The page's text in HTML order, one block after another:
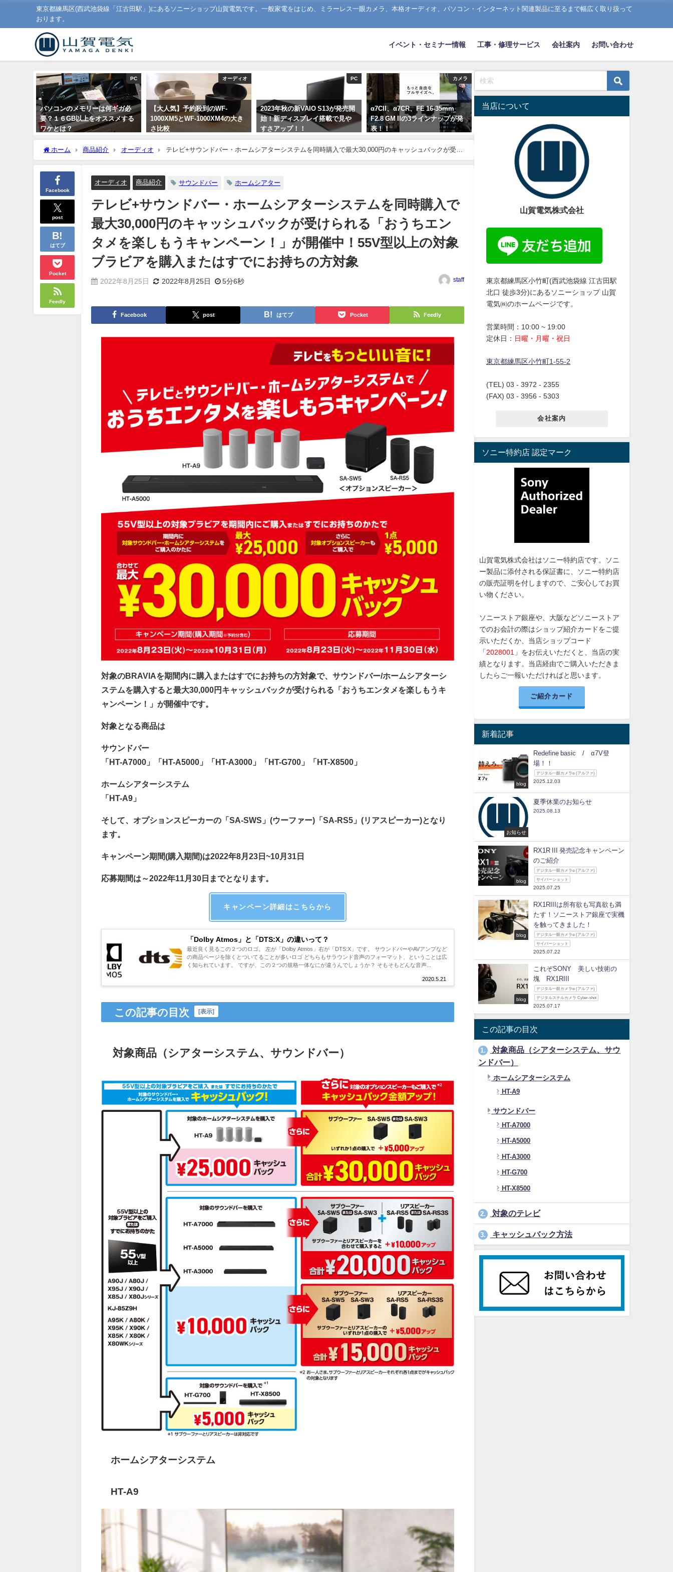
東京都練馬区(西武池袋線「江古田駅」)にあるソニーショップ山賀電気です。一般家電をはじめ、ミラーレス一眼カメラ、本格オーディオ、パソコン・インターネット関連製品に至るまで幅広く取り扱って
おります。
イベント・セミナー情報 工事・修理サービス 会社案内 お問い合わせ
PC
パソコンのメモリーは何ギガ必
要？１６GB以上をオススメする
ワケとは？
オーディオ
【大人気】予約殺到のWF-
1000XM5とWF-1000XM4の大き
さ比較
PC
2023年秋の新VAIO S13が発売開
始！新ディスプレイ搭載で見や
すさアップ！！
カメラ
α7CII、α7CR、FE 16-35mm
F2.8 GM IIの3ラインナップが発
表！！
ホーム 商品紹介 オーディオ
テレビ+サウンドバー・ホームシアターシステムを同時購入で最大30,000円のキャッシュバックが受け
られる「おうちエンタメを楽しもうキャンペーン！」が開催中！55V型以上の対象ブラビアを購入またはすでにお持ちの方対象
Facebook
post
はてブ
Pocket
Feedly
オーディオ 商品紹介 サウンドバー ホームシアター
テレビ+サウンドバー・ホームシアターシステムを同時購入で
最大30,000円のキャッシュバックが受けられる「おうちエン
タメを楽しもうキャンペーン！」が開催中！55V型以上の対象
ブラビアを購入またはすでにお持ちの方対象
2022年8月25日 2022年8月25日 5分6秒 staff
Facebook post はてブ Pocket Feedly
対象のBRAVIAを期間内に購入またはすでにお持ちの方対象で、サウンドバー/ホームシアターシ
ステムを購入すると最大30,000円キャッシュバックが受けられる「おうちエンタメを楽しもうキ
ャンペーン！」が開催中です。
対象となる商品は
サウンドバー
「HT-A7000」「HT-A5000」「HT-A3000」「HT-G700」「HT-X8500」
ホームシアターシステム
「HT-A9」
そして、オプションスピーカーの「SA-SWS」(ウーファー)「SA-RS5」(リアスピーカー)となり
ます。
キャンペーン期間(購入期間)は2022年8月23日~10月31日
応募期間は～2022年11月30日までとなります。
キャンペーン詳細はこちらから
「Dolby Atmos」と「DTS:X」の違いって？
2020.5.21
最近良く見るこの２つのロゴ。 左が「Dolby Atmos」右が「DTS:X」です。 サウンドバーやAVアンプなど
の商品ページを除くとついてることが多いロゴ どちらもサラウンド音声のフォーマット、ということは広
く知られています。 ですが、この２つの規格一体なにが違うんでしょうか？ そもそもどんな音声...
この記事の目次 [表示]
対象商品（シアターシステム、サウンドバー）
ホームシアターシステム
HT-A9
当店について
山賀電気株式会社
東京都練馬区小竹町(西武池袋線 江古田駅
北口 徒歩3分)にあるソニーショップ 山賀
電気㈱のホームページです。
営業時間：10:00 ~ 19:00
定休日： 日曜・月曜・祝日
東京都練馬区小竹町1-55-2
(TEL) 03 - 3972 - 2355
(FAX) 03 - 3956 - 5303
会社案内
ソニー特約店 認定マーク
山賀電気株式会社はソニー特約店です。ソニ
ー製品に添付される保証書に、ソニー特約店
の販売証明を付しますので、ご安心してお買
い物ください。
ソニーストア銀座や、大阪などソニーストア
でのお会計の際はショップ紹介カードをご提
示いただくか、当店ショップコード
「 2028001 」をお伝えいただくと、当店の実
績となります。当店経由でご購入いただきま
したらご一報いただければと思います。
ご紹介カード
新着記事
blog
Redefine basic / α7V登
場！！
デジタル一眼カメラα (アルファ)
2025.12.03
お知らせ
夏季休業のお知らせ
2025.08.13
blog
RX1R III 発売記念キャンペーン
のご紹介
デジタル一眼カメラα (アルファ)
サイバーショット
2025.07.25
blog
RX1RIIIは所有欲も写真欲も満
たす！ソニーストア銀座で実機
を触ってきました！
デジタル一眼カメラα (アルファ)
サイバーショット
2025.07.22
blog
これぞSONY 美しい技術の
塊 RX1RIII
デジタル一眼カメラα (アルファ)
デジタルスチルカメラ Cyber-shot
2025.07.17
この記事の目次
1.
対象商品（シアターシステム、サウ
ンドバー）
ホームシアターシステム
HT-A9
サウンドバー
HT-A7000
HT-A5000
HT-A3000
HT-G700
HT-X8500
2. 対象のテレビ
3. キャッシュバック方法